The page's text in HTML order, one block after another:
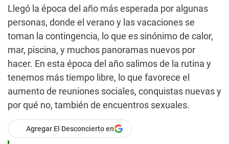
Llegó la época del año más esperada por algunas
personas, donde el verano y las vacaciones se
toman la contingencia, lo que es sinónimo de calor,
mar, piscina, y muchos panoramas nuevos por
hacer. En esta época del año salimos de la rutina y
tenemos más tiempo libre, lo que favorece el
aumento de reuniones sociales, conquistas nuevas y
por qué no, también de encuentros sexuales.
Agregar El Desconcierto en